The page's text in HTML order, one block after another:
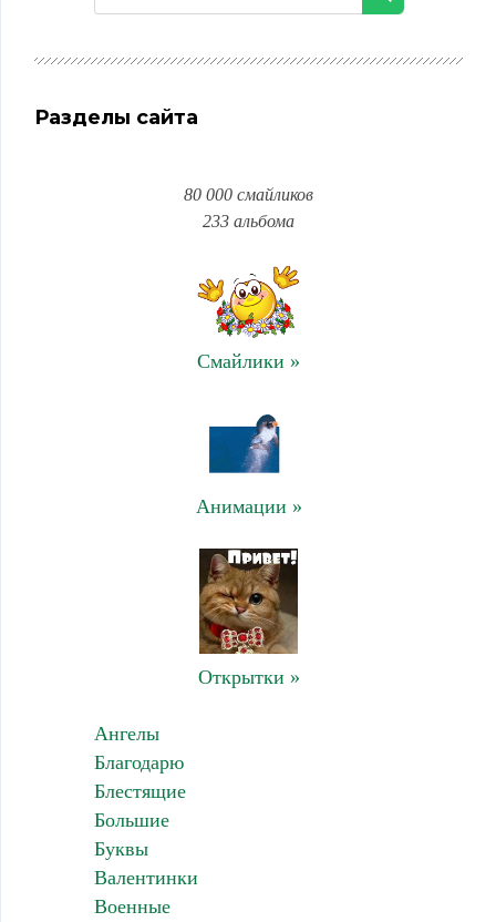
Разделы сайта
80 000 смайликов
233 альбома
Смайлики »
Анимации »
Открытки »
Ангелы
Благодарю
Блестящие
Большие
Буквы
Валентинки
Военные